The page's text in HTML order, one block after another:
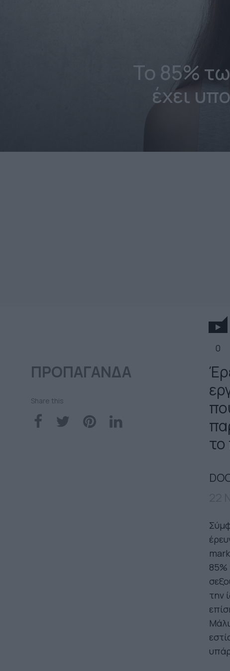
Το 85%
έχει
0
ΠΡΟΠΑΓΑΝΔΑ
Share this
το
85%
την